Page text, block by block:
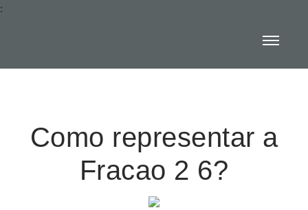
:
Como representar a
Fracao 2 6?